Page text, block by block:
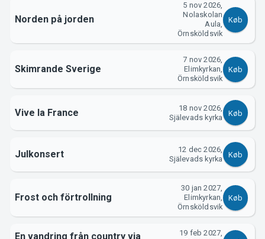
Norden på jorden
5 nov 2026,
Nolaskolan
Aula,
Örnsköldsvik
Køb
Skimrande Sverige
7 nov 2026,
Elimkyrkan,
Örnsköldsvik
Køb
Vive la France
18 nov 2026,
Själevads kyrka
Køb
Julkonsert
12 dec 2026,
Själevads kyrka
Køb
Frost och förtrollning
30 jan 2027,
Elimkyrkan,
Örnsköldsvik
Køb
En vandring från country via
19 feb 2027,